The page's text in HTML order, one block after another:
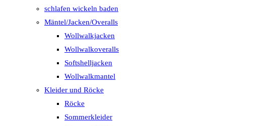
schlafen wickeln baden
Mäntel/Jacken/Overalls
Wollwalkjacken
Wollwalkoveralls
Softshelljacken
Wollwalkmantel
Kleider und Röcke
Röcke
Sommerkleider